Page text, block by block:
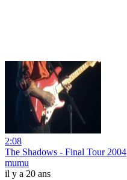
2:08
The Shadows - Final Tour 2004
mumu
il y a 20 ans